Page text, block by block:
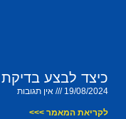
כיצד לבצע
19/08/2024 אין תגובות
לקריאת המאמר >>>